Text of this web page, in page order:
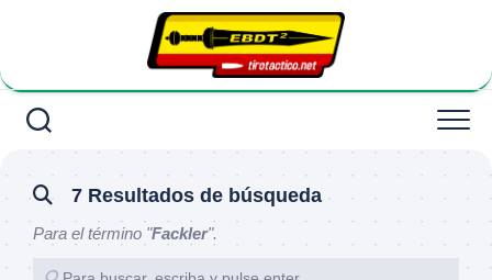
7 Resultados de búsqueda
Para el término "Fackler".